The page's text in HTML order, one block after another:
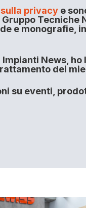
privacye
Tecniche
e monografie,
News, ho
dei
su eventi,